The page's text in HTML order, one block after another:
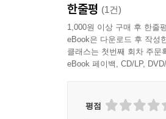
한줄평 (1건)
1,000원 이상 구매 후 한줄
eBook은 다운로드 후 작성
클래스는 첫번째 회차 주문
eBook 페이백, CD/LP,
평점